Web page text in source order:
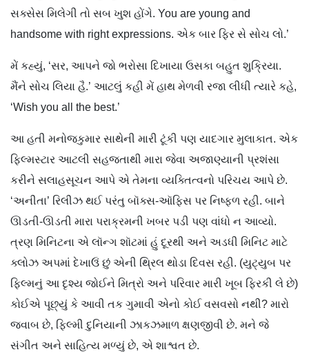
સક્સેસ મિલેગી તો સબ ખુશ હોંગે. You are young and
handsome with right expressions. એક બાર ફિર સે સોચ લો.’
મેં કહ્યું, ‘સર, આપને જો ભરોસા દિખાયા ઉસકા બહુત શુક્રિયા.
મૈંને સોચ લિયા હૈ.’ આટલું કહી મેં હાથ મેળવી રજા લીધી ત્યારે કહે,
‘Wish you all the best.’
આ હતી મનોજકુમાર સાથેની મારી ટૂંકી પણ યાદગાર મુલાકાત. એક
ફિલ્મસ્ટાર આટલી સહજતાથી મારા જેવા અજાણ્યાની પ્રશંસા
કરીને સલાહસૂચન આપે એ તેમના વ્યક્તિત્વનો પરિચય આપે છે.
‘અનીતા’ રિલીઝ થઈ પરંતુ બૉક્સ-ઑફિસ પર નિષ્ફળ રહી. બાને
ઊડતી-ઊડતી મારા પરાક્રમની ખબર પડી પણ વાંધો ન આવ્યો.
ત્રણ મિનિટના એ લૉન્ગ શૉટમાં હું દૂરથી અને અડધી મિનિટ માટે
ક્લોઝ અપમાં દેખાઉં છું એની થ્રિલ થોડા દિવસ રહી. (યુટ્યુબ પર
ફિલ્મનું આ દૃશ્ય જોઈને મિત્રો અને પરિવાર મારી ખૂબ ફિરકી લે છે)
કોઈએ પૂછ્યું કે આવી તક ગુમાવી એનો કોઈ વસવસો નથી? મારો
જવાબ છે, ફિલ્મી દુનિયાની ઝાકઝમાળ ક્ષણજીવી છે. મને જે
સંગીત અને સાહિત્ય મળ્યું છે, એ શાશ્વત છે.